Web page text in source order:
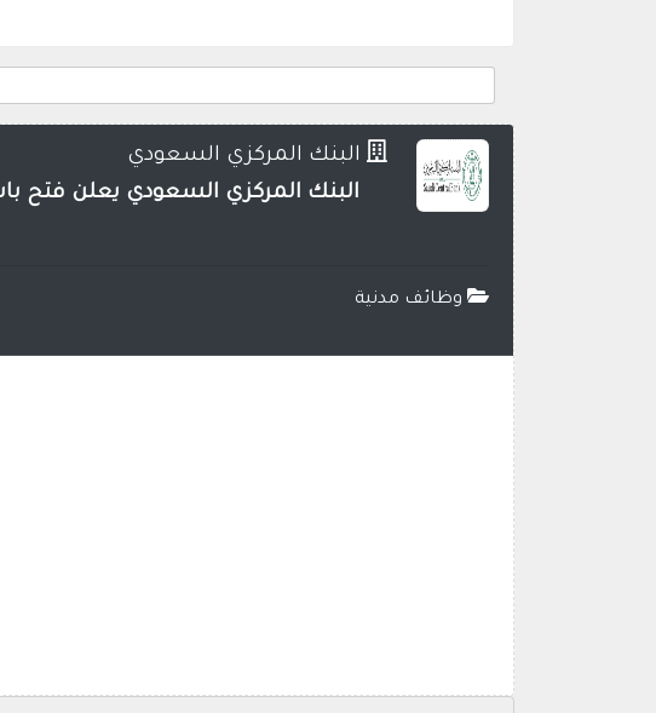
البنك المركزي السعودي
البنك المركزي السعودي يعلن فتح
وظائف مدنية